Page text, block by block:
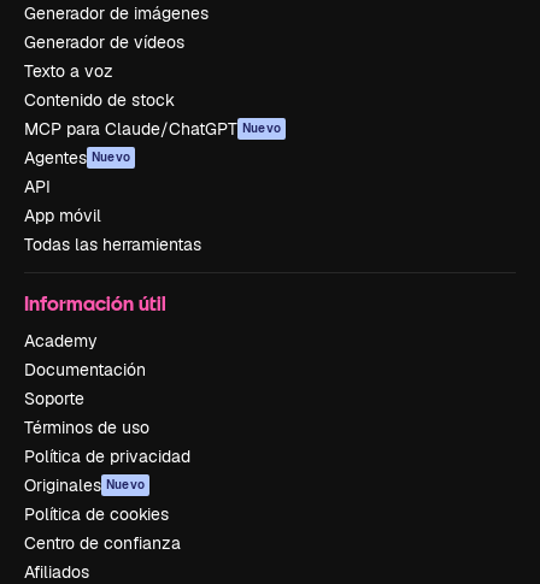
Generador de imágenes
Generador de vídeos
Texto a voz
Contenido de stock
MCP para Claude/ChatGPT Nuevo
Agentes Nuevo
API
App móvil
Todas las herramientas
Información útil
Academy
Documentación
Soporte
Términos de uso
Política de privacidad
Originales Nuevo
Política de cookies
Centro de confianza
Afiliados